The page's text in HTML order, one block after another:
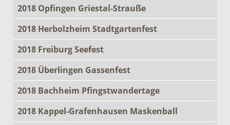
2018 Opfingen Griestal-Strauße
2018 Herbolzheim Stadtgartenfest
2018 Freiburg Seefest
2018 Überlingen Gassenfest
2018 Bachheim Pfingstwandertage
2018 Kappel-Grafenhausen Maskenball